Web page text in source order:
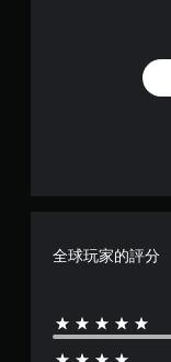
全球玩家的評分